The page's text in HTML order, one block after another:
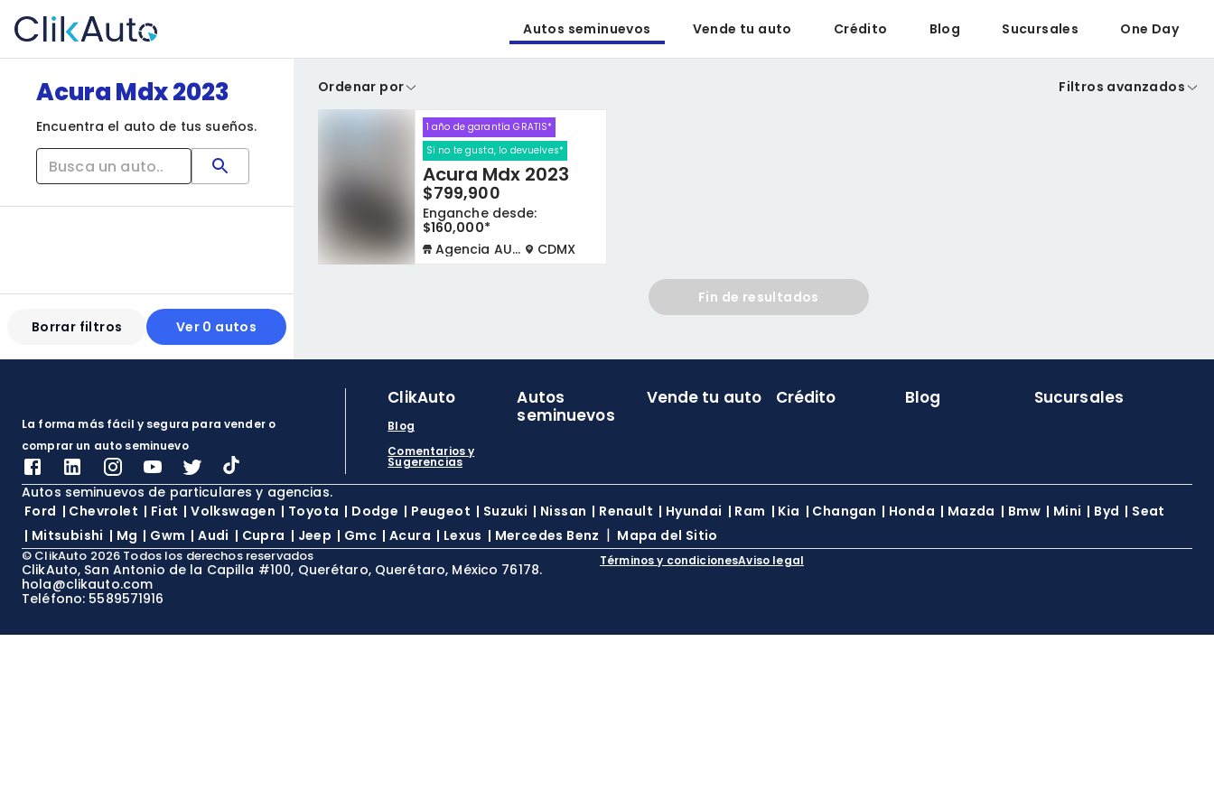
Autos seminuevos Vende tu auto Crédito Blog Sucursales One Day
Acura Mdx 2023
Encuentra el auto de tus sueños.
Borrar filtros Ver 0 autos
Ordenar por Filtros avanzados
1 año de garantía GRATIS*
Si no te gusta, lo devuelves*
Acura Mdx 2023
$799,900
Enganche desde:
$160,000*
Agencia AUTOCOM
CDMX
Fin de resultados
La forma más fácil y segura para vender o
comprar un auto seminuevo
ClikAuto
Blog
Comentarios y
Sugerencias
Autos
seminuevos
Vende tu auto Crédito Blog Sucursales
Autos seminuevos de particulares y agencias.
Ford | Chevrolet | Fiat |Volkswagen | Toyota | Dodge | Peugeot | Suzuki | Nissan | Renault | Hyundai | Ram | Kia | Changan | Honda | Mazda | Bmw | Mini | Byd | Seat
| Mitsubishi | Mg | Gwm |Audi | Cupra | Jeep | Gmc | Acura | Lexus | Mercedes Benz | Mapa del Sitio
© ClikAuto 2026 Todos los derechos reservados
ClikAuto, San Antonio de la Capilla #100, Querétaro, Querétaro, México 76178.
hola@clikauto.com
Teléfono: 5589571916
Términos y condicionesAviso legal